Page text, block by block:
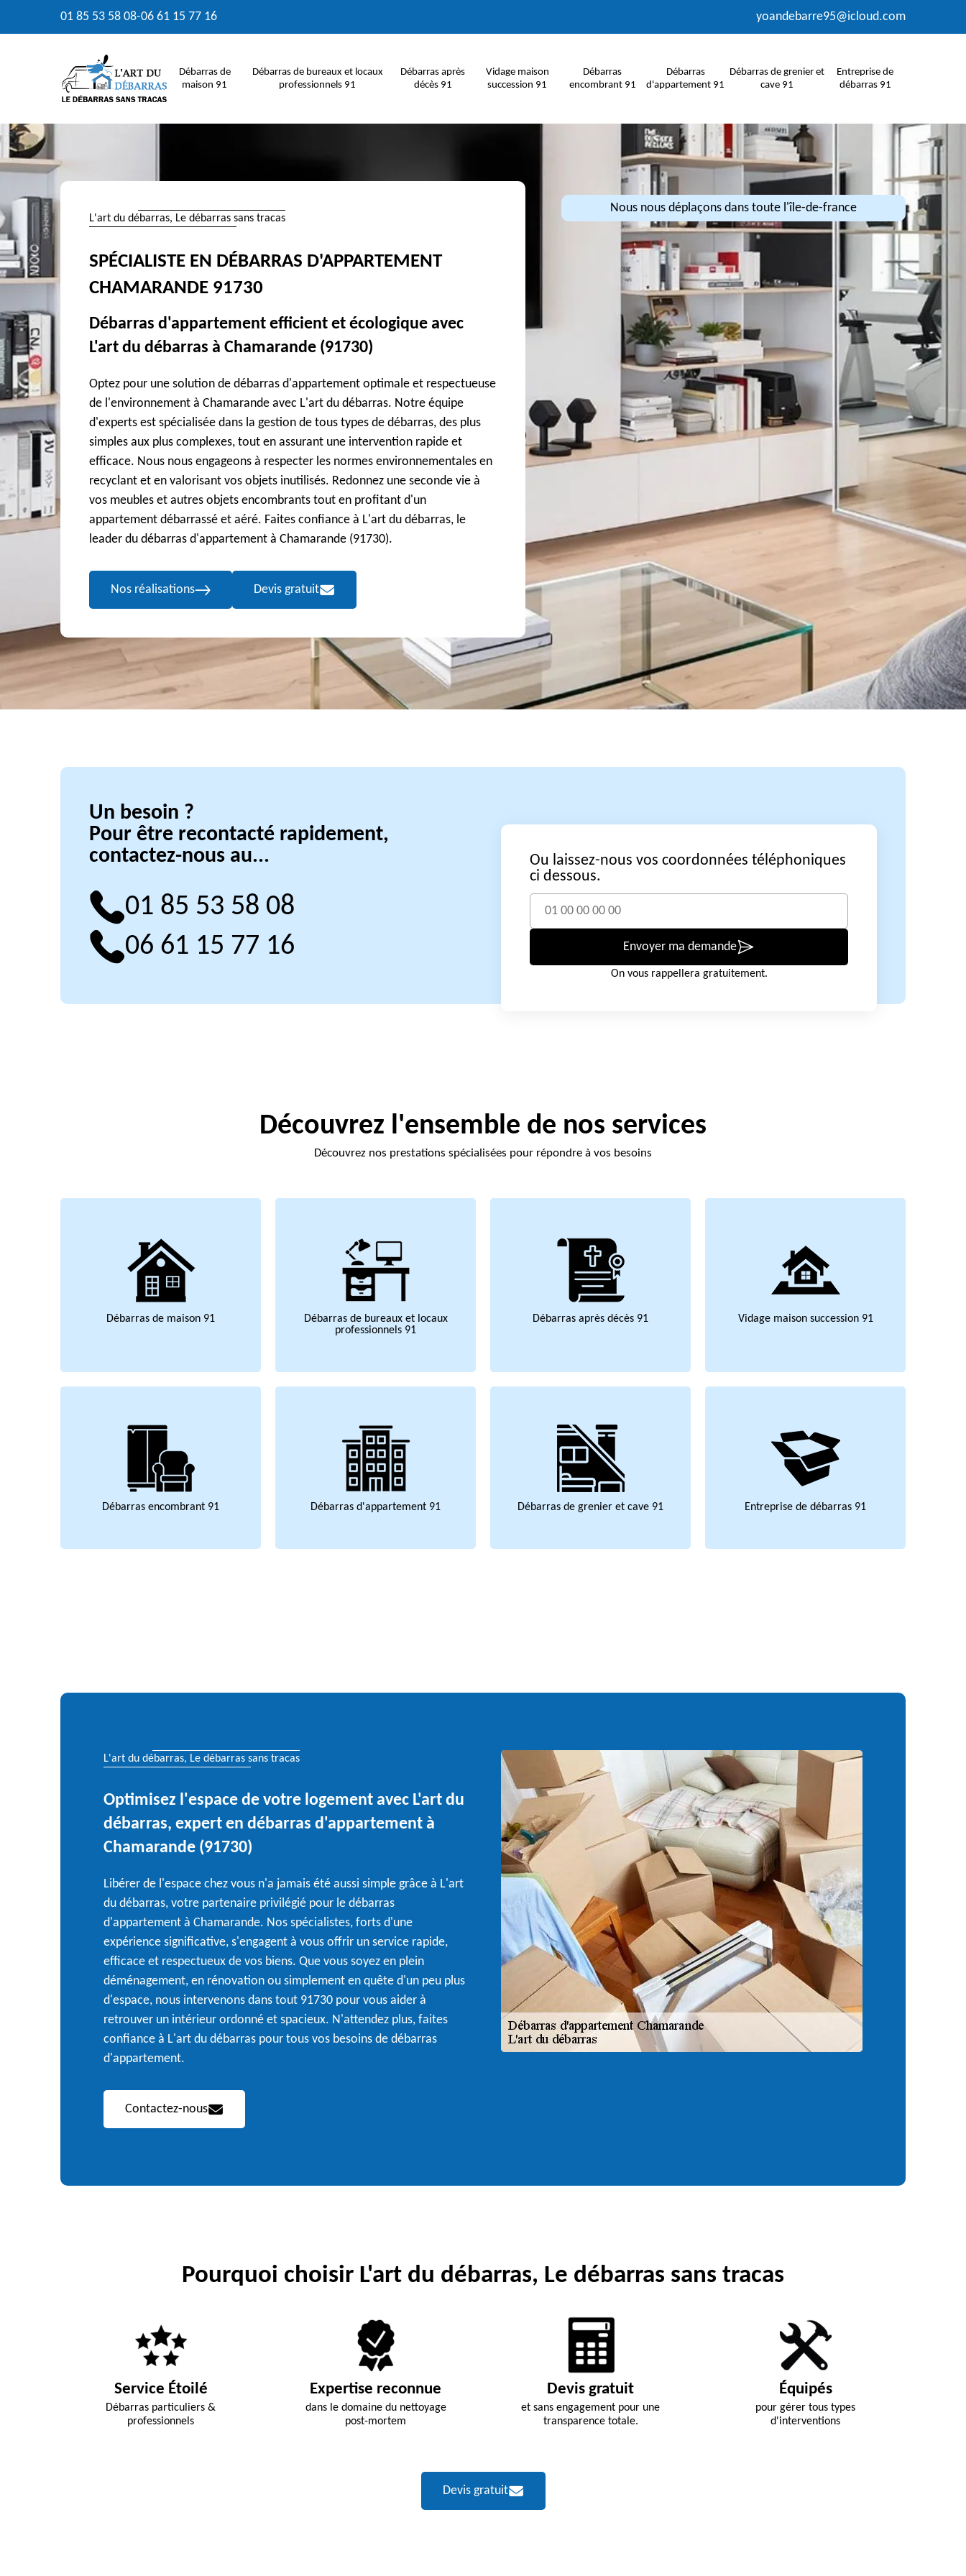
01 85 53 58 08-06 61 15 77 16 yoandebarre95@icloud.com
Débarras de
maison 91
Débarras de bureaux et locaux
professionnels 91
Débarras après
décès 91
Vidage maison
succession 91
Débarras
encombrant 91
Débarras
d'appartement 91
Débarras de grenier et
cave 91
Entreprise de
débarras 91
L'art du débarras, Le débarras sans tracas
SPÉCIALISTE EN DÉBARRAS D'APPARTEMENT
CHAMARANDE 91730
Débarras d'appartement efficient et écologique avec
L'art du débarras à Chamarande (91730)
Optez pour une solution de débarras d'appartement optimale et respectueuse
de l'environnement à Chamarande avec L'art du débarras. Notre équipe
d'experts est spécialisée dans la gestion de tous types de débarras, des plus
simples aux plus complexes, tout en assurant une intervention rapide et
efficace. Nous nous engageons à respecter les normes environnementales en
recyclant et en valorisant vos objets inutilisés. Redonnez une seconde vie à
vos meubles et autres objets encombrants tout en profitant d'un
appartement débarrassé et aéré. Faites confiance à L'art du débarras, le
leader du débarras d'appartement à Chamarande (91730).
Nos réalisations Devis gratuit
Nous nous déplaçons dans toute l'île-de-france
Un besoin ?
Pour être recontacté rapidement,
contactez-nous au...
01 85 53 58 08
06 61 15 77 16
Ou laissez-nous vos coordonnées téléphoniques
ci dessous.
Envoyer ma demande
On vous rappellera gratuitement.
Découvrez l'ensemble de nos services
Découvrez nos prestations spécialisées pour répondre à vos besoins
Débarras de maison 91
Débarras de bureaux et locaux
professionnels 91
Débarras après décès 91 Vidage maison succession 91
Débarras encombrant 91 Débarras d'appartement 91 Débarras de grenier et cave 91 Entreprise de débarras 91
L'art du débarras, Le débarras sans tracas
Optimisez l'espace de votre logement avec L'art du
débarras, expert en débarras d'appartement à
Chamarande (91730)
Libérer de l'espace chez vous n'a jamais été aussi simple grâce à L'art
du débarras, votre partenaire privilégié pour le débarras
d'appartement à Chamarande. Nos spécialistes, forts d'une
expérience significative, s'engagent à vous offrir un service rapide,
efficace et respectueux de vos biens. Que vous soyez en plein
déménagement, en rénovation ou simplement en quête d'un peu plus
d'espace, nous intervenons dans tout 91730 pour vous aider à
retrouver un intérieur ordonné et spacieux. N'attendez plus, faites
confiance à L'art du débarras pour tous vos besoins de débarras
d'appartement.
Contactez-nous
Pourquoi choisir L'art du débarras, Le débarras sans tracas
Service Étoilé
Débarras particuliers &
professionnels
Expertise reconnue
dans le domaine du nettoyage
post-mortem
Devis gratuit
et sans engagement pour une
transparence totale.
Équipés
pour gérer tous types
d'interventions
Devis gratuit